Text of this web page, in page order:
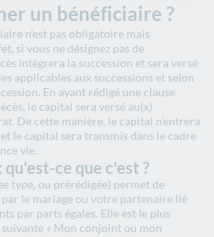
un bénéficiaire ?
n’est pas obligatoire mais
si vous ne désignez pas de
intègrera la succession et sera versé
applicables aux successions et selon
En ayant rédigé une clause
le capital sera versé au(x)
De cette manière, le capital n’entrera
le capital sera transmis dans le cadre
vie.
qu'est-ce que c'est ?
type, ou prérédigée) permet de
le mariage ou votre partenaire lié
par parts égales. Elle est le plus
« Mon conjoint ou mon